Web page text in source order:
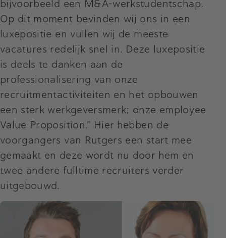
bijvoorbeeld een M&A-werkstudentschap.
Op dit moment bevinden wij ons in een
luxepositie en vullen wij de meeste
vacatures redelijk snel in. Deze luxepositie
is deels te danken aan de
professionalisering van onze
recruitmentactiviteiten en het opbouwen
een sterk werkgeversmerk; onze employee
Value Proposition.” Hier hebben de
voorgangers van Rutgers een start mee
gemaakt en deze wordt nu door hem en
twee andere fulltime recruiters verder
uitgebouwd.